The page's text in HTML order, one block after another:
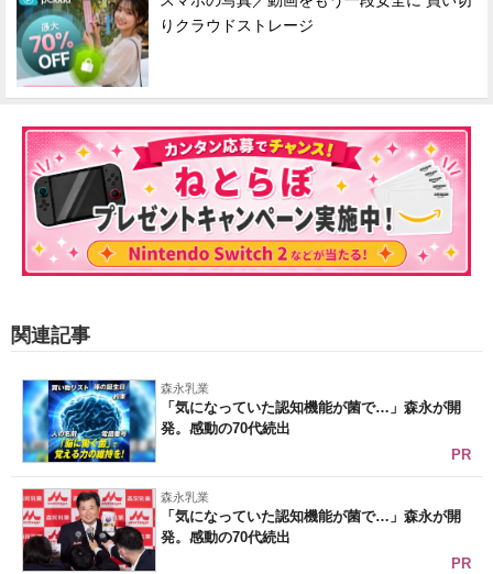
りクラウドストレージ
関連記事
森永乳業
「気になっていた認知機能が菌で…」森永が開
発。感動の70代続出
PR
森永乳業
「気になっていた認知機能が菌で…」森永が開
発。感動の70代続出
PR